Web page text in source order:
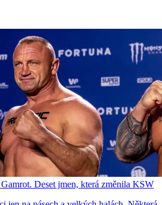
Deset jmen, která změnila KSW